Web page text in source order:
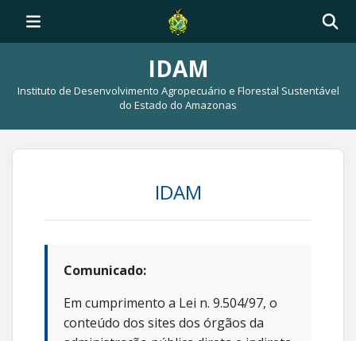
IDAM
Instituto de Desenvolvimento Agropecuário e Florestal Sustentável
do Estado do Amazonas
IDAM
Comunicado:
Em cumprimento a Lei n. 9.504/97, o
conteúdo dos sites dos órgãos da